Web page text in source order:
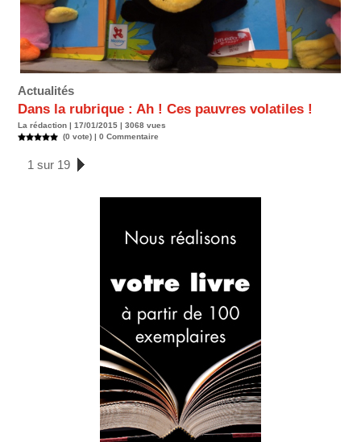
Actualités
Dans la rubrique : Ah ! Ces pauvres volatiles !
La rédaction | 17/01/2015 | 3068 vues
(0 vote) | 0 Commentaire
1 sur 19